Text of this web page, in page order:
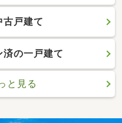
戸建て
済の一戸建て
と見る